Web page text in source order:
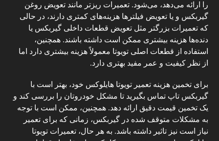
را ارائه می‌دهد، می‌شود. تعمیرات ریزتر مانند تعویض روغن
گیربکس و یا تعویض فیلترها هزینه‌های کمتری دارند، در حالی
که تعمیرات بزرگتر مثل تعویض قطعات داخلی گیربکس یا
دنده‌ها هزینه بیشتری ممکن است داشته باشند. همچنین،
استفاده از قطعات اصلی تویوتا معمولاً هزینه بیشتری دارد اما
از نظر کیفیت و عمر مفید بهتری دارد.
برای تخمین هزینه تعمیر تویوتا هایلوکس خود، بهتر است با
گیربکس تاپ تماس بگیرید تا مشکل خودروتان را بررسی کند و
یک تخمین قیمت دقیق ارائه دهد. همچنین، ممکن است با توجه
به مشکلات متوقف شده در گیربکس، زمانی که برای تعمیر
نیاز است نیز تاثیر داشته باشد. به هر حال، تعمیرات تویوتا